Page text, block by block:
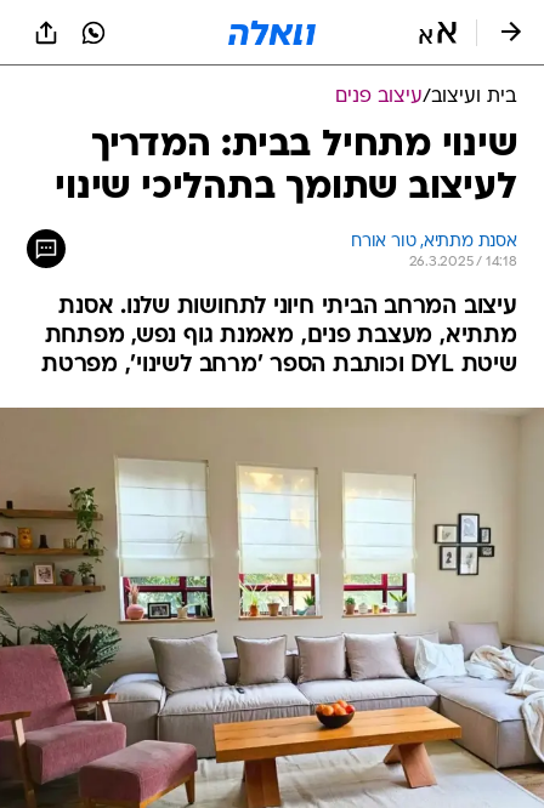
בית ועיצוב/עיצוב פנים
שינוי מתחיל בבית: המדריך
לעיצוב שתומך בתהליכי שינוי
אסנת מתתיא, טור אורח
26.3.2025 / 14:18
עיצוב המרחב הביתי חיוני לתחושות שלנו. אסנת
מתתיא, מעצבת פנים, מאמנת גוף נפש, מפתחת
שיטת DYL וכותבת הספר 'מרחב לשינוי', מפרטת